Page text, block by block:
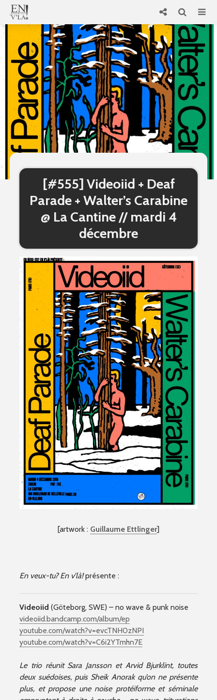
[#555] Videoiid + Deaf
Parade + Walter’s Carabine
@ La Cantine // mardi 4
décembre
[artwork : Guillaume Ettlinger]
En veux-tu? En v’là!présente :
Videoiid (Göteborg, SWE) – no wave & punk noise
videoiid.bandcamp.com/album/ep
youtube.com/watch?v=evcTNH0zNPI
youtube.com/watch?v=C6i2YTmhn7E
Le trio réunit Sara Jansson et Arvid Bjurklint, toutes
deux suédoises, puis Sheik Anorak qu’on ne présente
plus, et propose une noise protéiforme et séminale